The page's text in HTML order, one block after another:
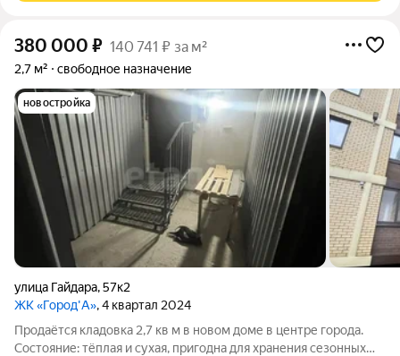
380 000 ₽ 140 741 ₽ за м²
2,7 м² свободное назначение
новостройка
улица Гайдара,57к2
ЖК «Город'А», 4 квартал 2024
Продаётся кладовка 2,7 кв м в новом доме в центре города.
Состояние: тёплая и сухая, пригодна для хранения сезонных